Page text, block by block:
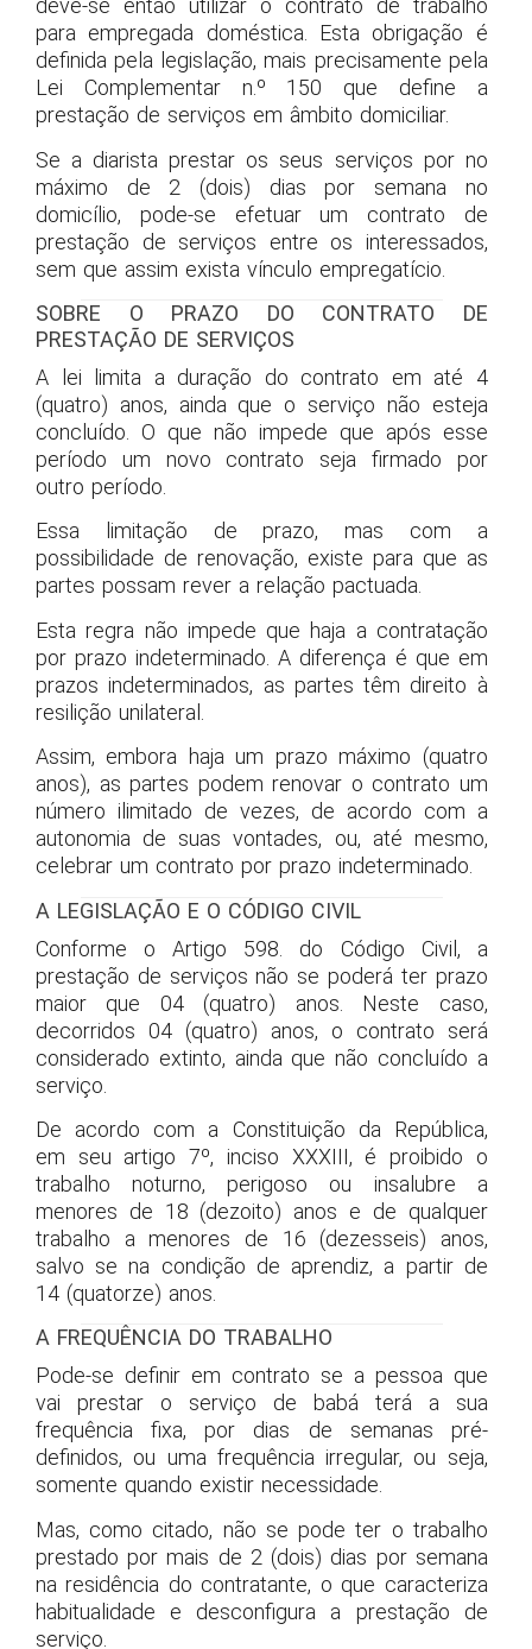
deve-se então utilizar o contrato de trabalho
para empregada doméstica. Esta obrigação é
definida pela legislação, mais precisamente pela
Lei Complementar n.º 150 que define a
prestação de serviços em âmbito domiciliar.
Se a diarista prestar os seus serviços por no
máximo de 2 (dois) dias por semana no
domicílio, pode-se efetuar um contrato de
prestação de serviços entre os interessados,
sem que assim exista vínculo empregatício.
SOBRE O PRAZO DO CONTRATO DE
PRESTAÇÃO DE SERVIÇOS
A lei limita a duração do contrato em até 4
(quatro) anos, ainda que o serviço não esteja
concluído. O que não impede que após esse
período um novo contrato seja firmado por
outro período.
Essa limitação de prazo, mas com a
possibilidade de renovação, existe para que as
partes possam rever a relação pactuada.
Esta regra não impede que haja a contratação
por prazo indeterminado. A diferença é que em
prazos indeterminados, as partes têm direito à
resilição unilateral.
Assim, embora haja um prazo máximo (quatro
anos), as partes podem renovar o contrato um
número ilimitado de vezes, de acordo com a
autonomia de suas vontades, ou, até mesmo,
celebrar um contrato por prazo indeterminado.
A LEGISLAÇÃO E O CÓDIGO CIVIL
Conforme o Artigo 598. do Código Civil, a
prestação de serviços não se poderá ter prazo
maior que 04 (quatro) anos. Neste caso,
decorridos 04 (quatro) anos, o contrato será
considerado extinto, ainda que não concluído a
serviço.
De acordo com a Constituição da República,
em seu artigo 7º, inciso XXXIII, é proibido o
trabalho noturno, perigoso ou insalubre a
menores de 18 (dezoito) anos e de qualquer
trabalho a menores de 16 (dezesseis) anos,
salvo se na condição de aprendiz, a partir de
14 (quatorze) anos.
A FREQUÊNCIA DO TRABALHO
Pode-se definir em contrato se a pessoa que
vai prestar o serviço de babá terá a sua
frequência fixa, por dias de semanas pré-
definidos, ou uma frequência irregular, ou seja,
somente quando existir necessidade.
Mas, como citado, não se pode ter o trabalho
prestado por mais de 2 (dois) dias por semana
na residência do contratante, o que caracteriza
habitualidade e desconfigura a prestação de
serviço.